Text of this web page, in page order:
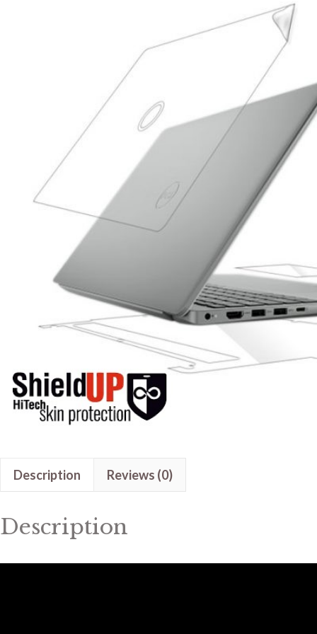
Description Reviews (0)
Description